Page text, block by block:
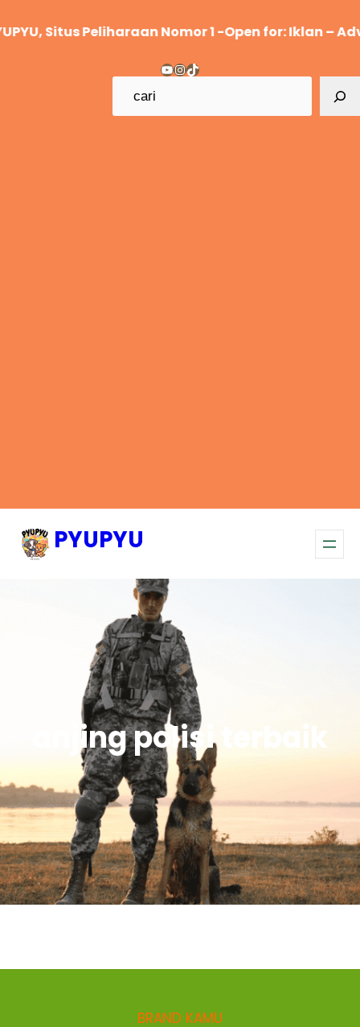
keSitus Peliharaan Nomor 1 -Open for: Iklan –
YouTube
Instagram
TikTok
PYUPYU
anjing polisi terbaik
BRAND KAMU